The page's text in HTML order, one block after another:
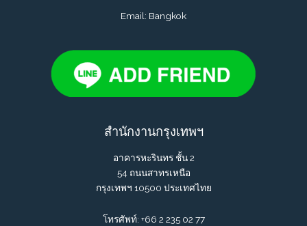
Email: Bangkok
สำนักงานกรุงเทพฯ
อาคารหะรินทร ชั้น 2
54 ถนนสาทรเหนือ
กรุงเทพฯ 10500 ประเทศไทย
โทรศัพท์: +66 2 235 02 77